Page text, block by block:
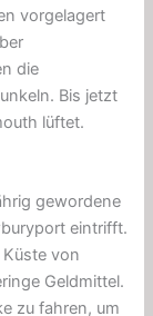
vorgelagert
die
Bis jetzt
lüftet.
gewordene
eintrifft.
von
Geldmittel.
zu fahren, um